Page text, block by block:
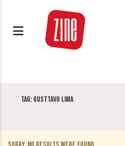
Tag: Gusttavo Lima